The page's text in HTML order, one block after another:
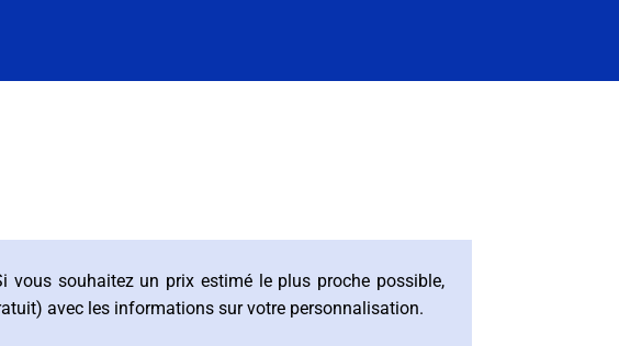
vous souhaitez un prix estimé le plus proche possible,
avec les informations sur votre personnalisation.